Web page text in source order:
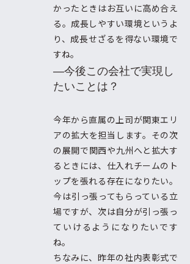
かったときはお互いに高め合え
る。成長しやすい環境というよ
り、成長せざるを得ない環境で
すね。
―今後この会社で実現し
たいことは？
今年から直属の上司が関東エリ
アの拡大を担当します。その次
の展開で関西や九州へと拡大す
るときには、仕入れチームのト
ップを張れる存在になりたい。
今は引っ張ってもらっている立
場ですが、次は自分が引っ張っ
ていけるようになりたいです
ね。
ちなみに、昨年の社内表彰式で